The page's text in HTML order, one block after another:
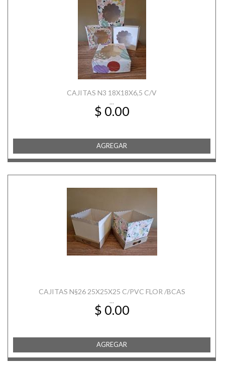
CAJITAS N3 18X18X6,5 C/V
...
$ 0.00
AGREGAR
CAJITAS N§26 25X25X25 C/PVC FLOR /BCAS
...
$ 0.00
AGREGAR